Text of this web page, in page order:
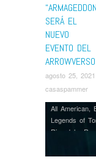
SERÁ EL
NUEVO
EVENTO DEL
ARROWVERSO
agosto 25, 2021
casaspammer
All American,
Legends of
Riverdale
Superman &
a Story,The